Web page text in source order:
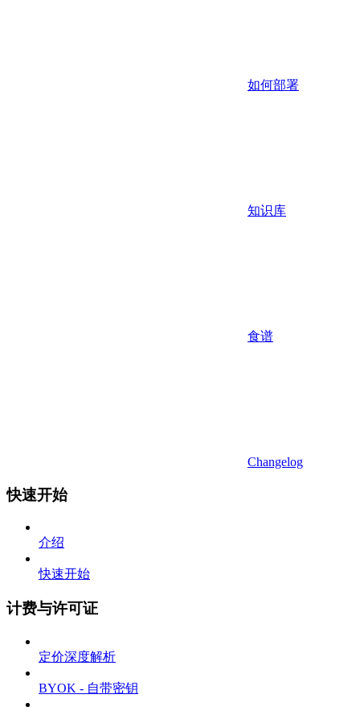
如何部署
知识库
食谱
Changelog
快速开始
介绍
快速开始
计费与许可证
定价深度解析
BYOK - 自带密钥